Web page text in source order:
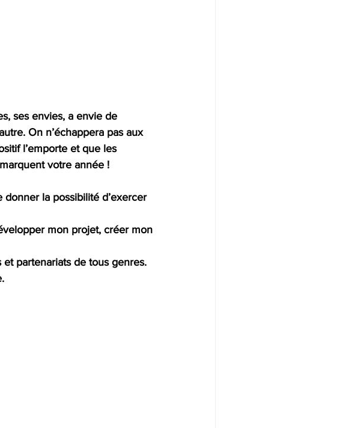
ses envies, a envie de
On n’échappera pas aux
l’emporte et que les
votre année !
la possibilité d’exercer
mon projet, créer mon
et partenariats de tous genres.